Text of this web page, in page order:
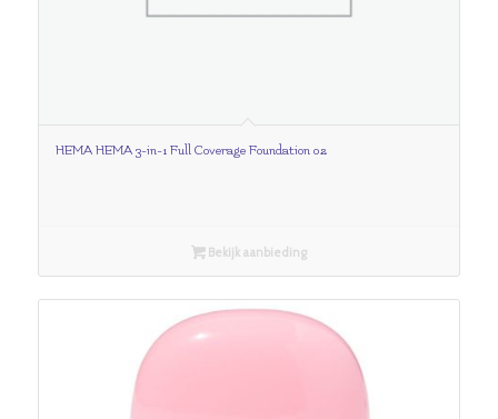
HEMA HEMA 3-in-1 Full Coverage Foundation 02
Bekijk aanbieding